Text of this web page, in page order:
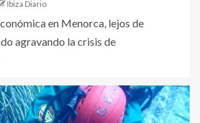
Ibiza Diario
en Menorca, lejos de
agravando la crisis de